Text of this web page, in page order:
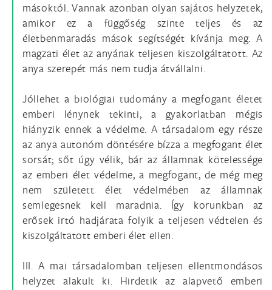
másoktól. Vannak azonban olyan sajátos helyzetek,
amikor ez a függőség szinte teljes és az
életbenmaradás mások segítségét kívánja meg. A
magzati élet az anyának teljesen kiszolgáltatott. Az
anya szerepét más nem tudja átvállalni.
Jóllehet a biológiai tudomány a megfogant életet
emberi lénynek tekinti, a gyakorlatban mégis
hiányzik ennek a védelme. A társadalom egy része
az anya autonóm döntésére bízza a megfogant élet
sorsát; sőt úgy vélik, bár az államnak kötelessége
az emberi élet védelme, a megfogant, de még meg
nem született élet védelmében az államnak
semlegesnek kell maradnia. Így korunkban az
erősek irtó hadjárata folyik a teljesen védtelen és
kiszolgáltatott emberi élet ellen.
III. A mai társadalomban teljesen ellentmondásos
helyzet alakult ki. Hirdetik az alapvető emberi